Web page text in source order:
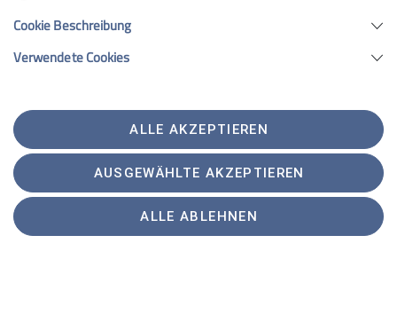
Cookie Beschreibung
Verwendete Cookies
ALLE AKZEPTIEREN
AUSGEWÄHLTE AKZEPTIEREN
ALLE ABLEHNEN